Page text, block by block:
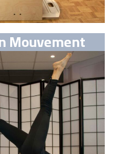
Mouvement